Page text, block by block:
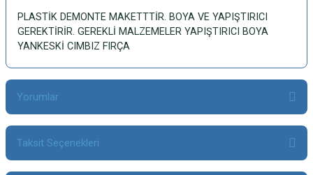
PLASTİK DEMONTE MAKETTTİR. BOYA VE YAPIŞTIRICI
GEREKTİRİR. GEREKLİ MALZEMELER YAPIŞTIRICI BOYA
YANKESKİ CIMBIZ FIRÇA
Yorumlar
Bu ürüne ilk yorumu siz yapın!
Taksit Seçenekleri